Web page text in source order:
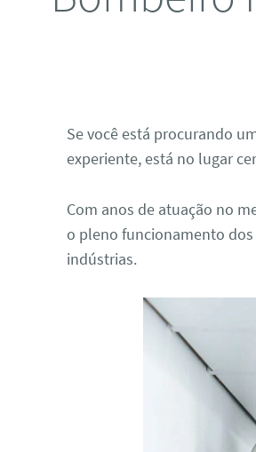
Se você está procurando
experiente, está no lugar
Com anos de atuação no
o pleno funcionamento
indústrias.